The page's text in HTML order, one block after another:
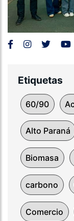
Etiquetas
60/90
Alto Paraná
Biomasa
carbono
Comercio